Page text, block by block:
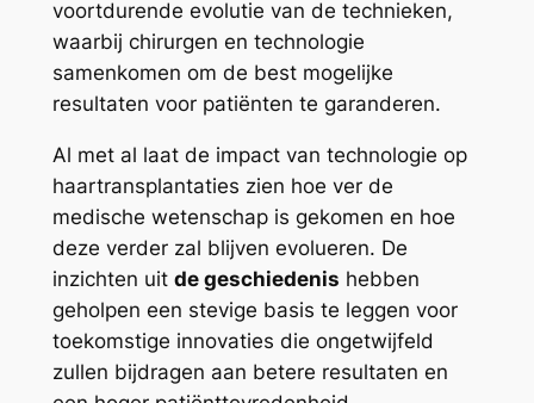
voortdurende evolutie van de technieken,
waarbij chirurgen en technologie
samenkomen om de best mogelijke
resultaten voor patiënten te garanderen.
Al met al laat de impact van technologie op
haartransplantaties zien hoe ver de
medische wetenschap is gekomen en hoe
deze verder zal blijven evolueren. De
inzichten uit de geschiedenis hebben
geholpen een stevige basis te leggen voor
toekomstige innovaties die ongetwijfeld
zullen bijdragen aan betere resultaten en